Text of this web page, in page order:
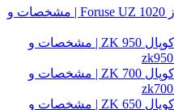
مینی لودر فوریوز Foruse UZ 1020 | مشخصات و
مینی لودر زرین کوپال ZK 950 | مشخصات و
مینی لودر زرین کوپال ZK 700 | مشخصات و
مینی لودر زرین کوپال ZK 650 | مشخصات و